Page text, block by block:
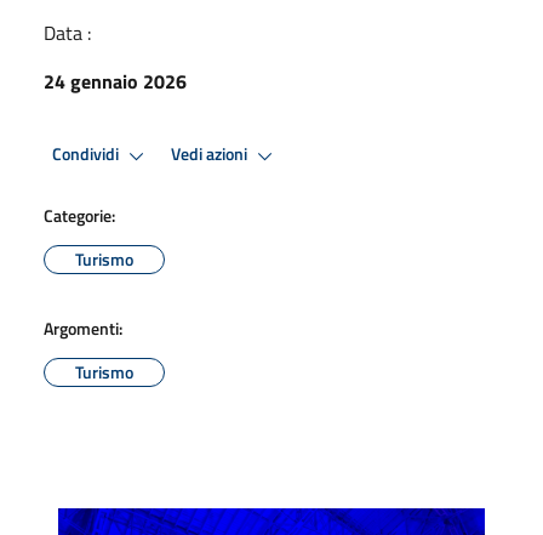
Data :
24 gennaio 2026
Condividi Vedi azioni
Categorie:
Turismo
Argomenti:
Turismo